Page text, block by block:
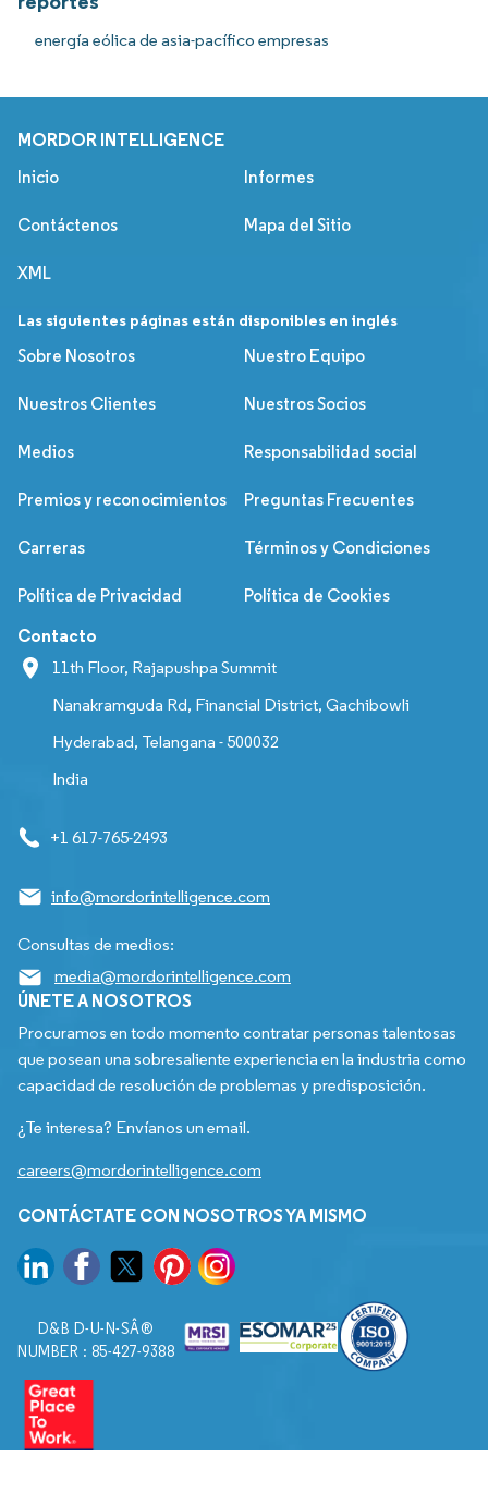
energía eólica de asia-pacífico empresas
MORDOR INTELLIGENCE
Inicio Informes
Contáctenos Mapa del Sitio
XML
Las siguientes páginas están disponibles en inglés
Sobre Nosotros
Nuestro Equipo
Nuestros Clientes Nuestros Socios
Medios Responsabilidad social
Premios y reconocimientos Preguntas Frecuentes
Carreras Términos y Condiciones
Política de Privacidad Política de Cookies
Contacto
11th Floor, Rajapushpa Summit
Nanakramguda Rd, Financial District, Gachibowli
Hyderabad, Telangana - 500032
India
+1 617-765-2493
info@mordorintelligence.com
Consultas de medios:
media@mordorintelligence.com
ÚNETE A NOSOTROS
Procuramos en todo momento contratar personas talentosas
que posean una sobresaliente experiencia en la industria como
capacidad de resolución de problemas y predisposición.
¿Te interesa? Envíanos un email.
careers@mordorintelligence.com
CONTÁCTATE CON NOSOTROS YA MISMO
D&B D-U-N-SÂ®
NUMBER : 85-427-9388